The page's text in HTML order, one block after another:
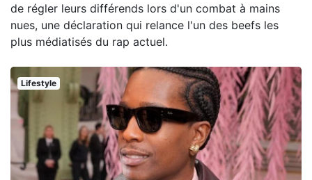
de régler leurs différends lors d'un combat à mains
nues, une déclaration qui relance l'un des beefs les
plus médiatisés du rap actuel.
Lifestyle